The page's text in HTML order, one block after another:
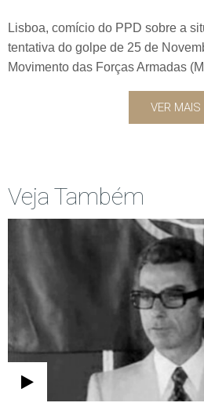
Lisboa, comício do PPD sobre a
tentativa do golpe de 25 de
Movimento das Forças Armadas
VER MAIS
Veja Também